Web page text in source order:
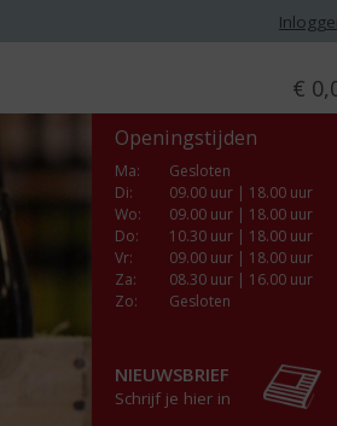
r
i
:
€
Openingstijden
Ma:
Gesloten
Di:
09.00 uur | 18.00 uur
Wo:
09.00 uur | 18.00 uur
Do:
10.30 uur | 18.00 uur
Vr:
09.00 uur | 18.00 uur
Za:
08.30 uur | 16.00 uur
Zo:
Gesloten
NIEUWSBRIEF
Schrijf je hier in